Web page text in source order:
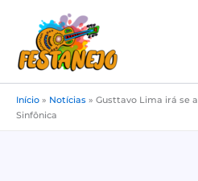
conteúdo
Início » Notícias » Gusttavo Lima irá se
Sinfônica